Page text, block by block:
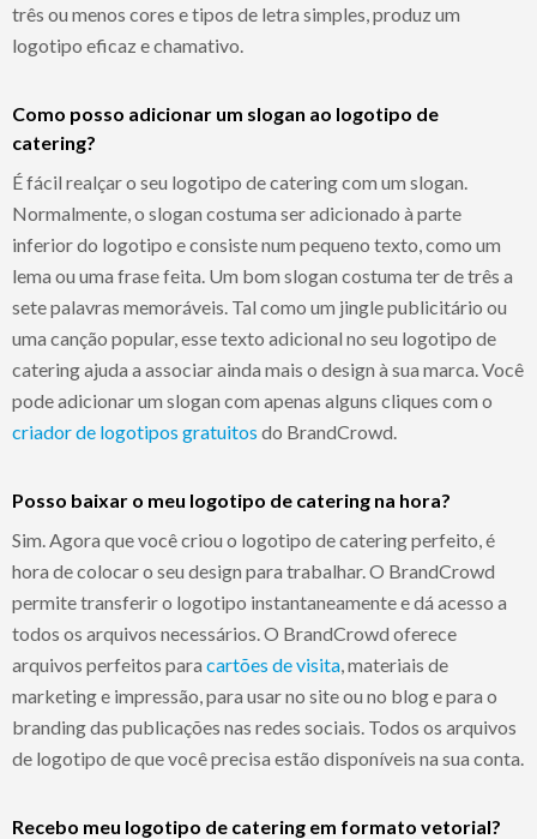
três ou menos cores e tipos de letra simples, produz um
logotipo eficaz e chamativo.
Como posso adicionar um slogan ao logotipo de
catering?
É fácil realçar o seu logotipo de catering com um slogan.
Normalmente, o slogan costuma ser adicionado à parte
inferior do logotipo e consiste num pequeno texto, como um
lema ou uma frase feita. Um bom slogan costuma ter de três a
sete palavras memoráveis. Tal como um jingle publicitário ou
uma canção popular, esse texto adicional no seu logotipo de
catering ajuda a associar ainda mais o design à sua marca. Você
pode adicionar um slogan com apenas alguns cliques com o
criador de logotipos gratuitos do BrandCrowd.
Posso baixar o meu logotipo de catering na hora?
Sim. Agora que você criou o logotipo de catering perfeito, é
hora de colocar o seu design para trabalhar. O BrandCrowd
permite transferir o logotipo instantaneamente e dá acesso a
todos os arquivos necessários. O BrandCrowd oferece
arquivos perfeitos para cartões de visita , materiais de
marketing e impressão, para usar no site ou no blog e para o
branding das publicações nas redes sociais. Todos os arquivos
de logotipo de que você precisa estão disponíveis na sua conta.
Recebo meu logotipo de catering em formato vetorial?